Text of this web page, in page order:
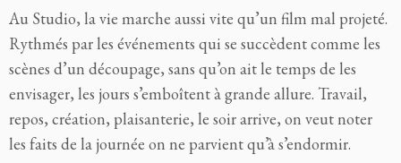
Au Studio, la vie marche aussi vite qu’un film mal projeté.
Rythmés par les événements qui se succèdent comme les
scènes d’un découpage, sans qu’on ait le temps de les
envisager, les jours s’emboîtent à grande allure. Travail,
repos, création, plaisanterie, le soir arrive, on veut noter
les faits de la journée on ne parvient qu’à s’endormir.